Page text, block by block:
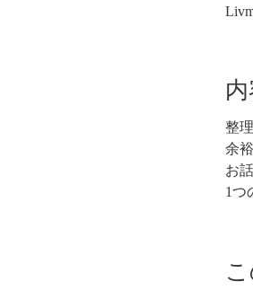
整
余
お
1つ